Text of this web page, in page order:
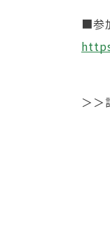
■参
＞＞